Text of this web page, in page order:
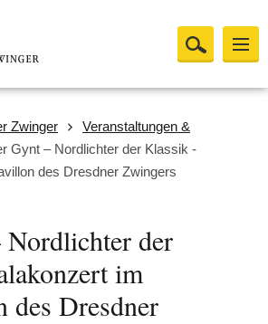
Zwinger
Veranstaltungen &
Gynt – Nordlichter der Klassik -
des Dresdner Zwingers
Nordlichter der
im
des Dresdner